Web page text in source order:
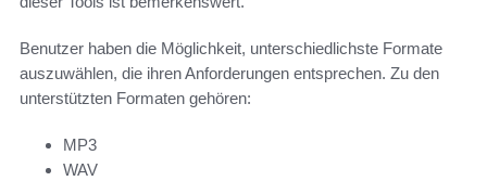
Benutzer haben die Möglichkeit, unterschiedlichste Formate
auszuwählen, die ihren Anforderungen entsprechen. Zu den
unterstützten Formaten gehören:
MP3
WAV